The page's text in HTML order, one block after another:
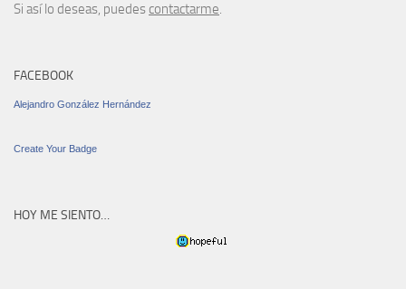
Si así lo deseas, puedes contactarme.
FACEBOOK
Alejandro González Hernández
Create Your Badge
HOY ME SIENTO…